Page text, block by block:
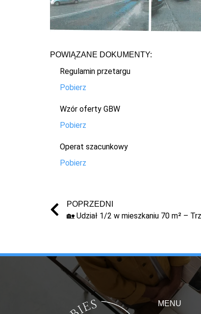
POWIĄZANE DOKUMENTY:
Regulamin przetargu
Pobierz
Wzór oferty GBW
Pobierz
Operat szacunkowy
Pobierz
POPRZEDNI
MENU